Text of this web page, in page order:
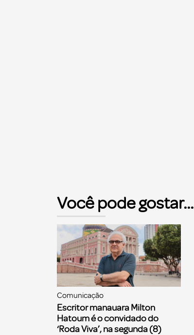
Você pode gostar...
Comunicação
Escritor manauara Milton
Hatoum é o convidado do
‘Roda Viva’, na segunda (8)